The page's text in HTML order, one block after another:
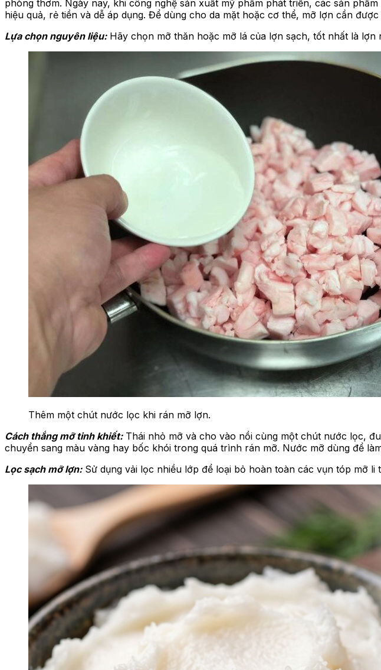
phòng thơm. Ngày nay, khi công nghệ sản xuất mỹ phẩm phát triển, các sản
hiệu quả, rẻ tiền và dễ áp dụng. Để dùng cho da mặt hoặc cơ thể, mỡ lợn cần
Lựa chọn nguyên liệu:Hãy chọn mỡ thăn hoặc mỡ lá của lợn sạch, tốt nhất là lợn
Thêm một chút nước lọc khi rán mỡ lợn.
Cách thắng mỡ tinh khiết:Thái nhỏ mỡ và cho vào nồi cùng một chút nước lọc,
chuyển sang màu vàng hay bốc khói trong quá trình rán mỡ. Nước mỡ dùng để
Lọc sạch mỡ lợn:Sử dụng vải lọc nhiều lớp để loại bỏ hoàn toàn các vụn tóp mỡ